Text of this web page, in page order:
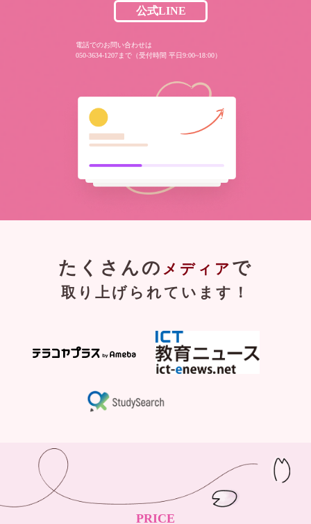
公式LINE
電話でのお問い合わせは
050-3634-1207まで（受付時間 平日9:00~18:00）
たくさんの メディア で
取り上げられています！
PRICE